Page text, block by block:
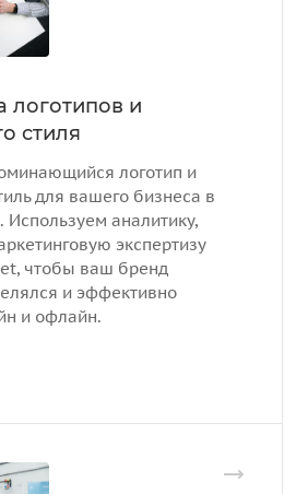
логотипов и
стиля
логотип и
для вашего бизнеса в
Используем аналитику,
экспертизу
чтобы ваш бренд
и эффективно
и офлайн.